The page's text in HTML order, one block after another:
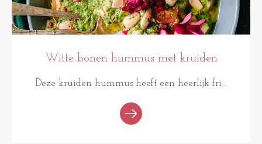
Witte bonen hummus met kruiden
Deze kruiden hummus heeft een heerlijk fri...